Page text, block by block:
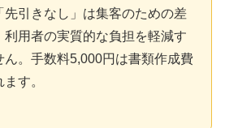
先引きなし」は集客のための差
利用者の実質的な負担を軽減す
ん。手数料5,000円は書類作成費
す。